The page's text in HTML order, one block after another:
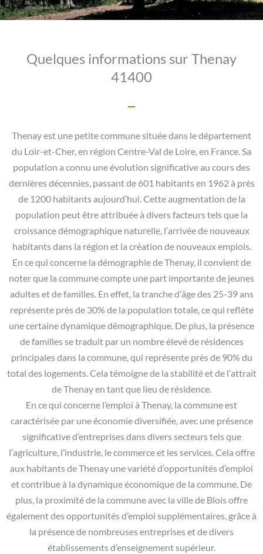
Quelques informations sur Thenay
41400
Thenay est une petite commune située dans le département
du Loir-et-Cher, en région Centre-Val de Loire, en France. Sa
population a connu une évolution significative au cours des
dernières décennies, passant de 601 habitants en 1962 à près
de 1200 habitants aujourd’hui. Cette augmentation de la
population peut être attribuée à divers facteurs tels que la
croissance démographique naturelle, l’arrivée de nouveaux
habitants dans la région et la création de nouveaux emplois.
En ce qui concerne la démographie de Thenay, il convient de
noter que la commune compte une part importante de jeunes
adultes et de familles. En effet, la tranche d’âge des 25-39 ans
représente près de 30% de la population totale, ce qui reflète
une certaine dynamique démographique. De plus, la présence
de familles se traduit par un nombre élevé de résidences
principales dans la commune, qui représente près de 90% du
total des logements. Cela témoigne de la stabilité et de l’attrait
de Thenay en tant que lieu de résidence.
En ce qui concerne l’emploi à Thenay, la commune est
caractérisée par une économie diversifiée, avec une présence
significative d’entreprises dans divers secteurs tels que
l’agriculture, l’industrie, le commerce et les services. Cela offre
aux habitants de Thenay une variété d’opportunités d’emploi
et contribue à la dynamique économique de la commune. De
plus, la proximité de la commune avec la ville de Blois offre
également des opportunités d’emploi supplémentaires, grâce à
la présence de nombreuses entreprises et de divers
établissements d’enseignement supérieur.